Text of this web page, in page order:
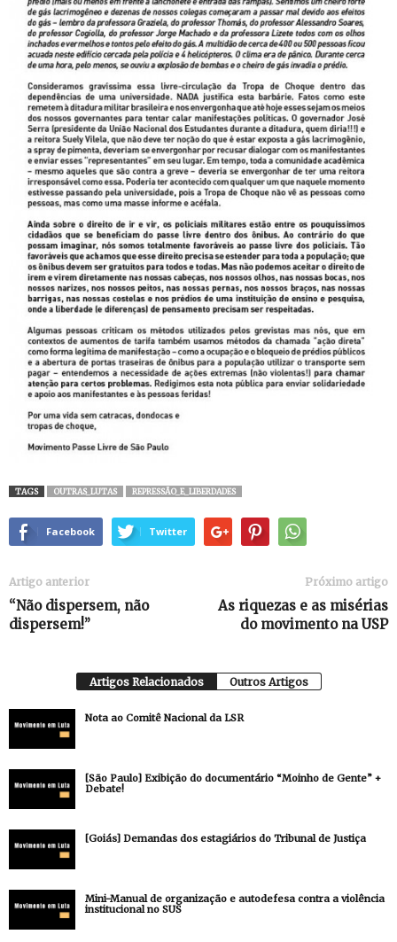
TAGS OUTRAS_LUTAS REPRESSÃO_E_LIBERDADES
Facebook Twitter
Artigo anterior
“Não dispersem, não
dispersem!”
Próximo artigo
As riquezas e as misérias
do movimento na USP
Artigos Relacionados Outros Artigos
Nota ao Comitê Nacional da LSR
[São Paulo] Exibição do documentário “Moinho de Gente” +
Debate!
[Goiás] Demandas dos estagiários do Tribunal de Justiça
Mini-Manual de organização e autodefesa contra a violência
institucional no SUS